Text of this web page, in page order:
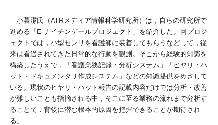
小暮潔氏（ATRメディア情報科学研究所）は，自らの研究所で
進める「E-ナイチンゲールプロジェクト」を紹介した。同プロジ
ェクトでは，小型センサを看護師に装着してもらうなどして，従
来は看過されてきた日常的な行動を観測。そこから経験的知識を
構築したうえで，「看護業務記録・分析システム」「ヒヤリ・ハ
ット・ドキュメンタリ作成システム」などの知識提供をめざして
いる。現状のヒヤリ・ハット報告の記載内容だけでは分析・改善
が難しいことも指摘される中，そこに至る業務の流れまで分析す
ることで，背後に潜む根本的原因を把握できることが期待され
る。